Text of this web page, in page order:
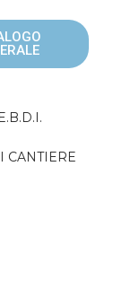
CANTIERE